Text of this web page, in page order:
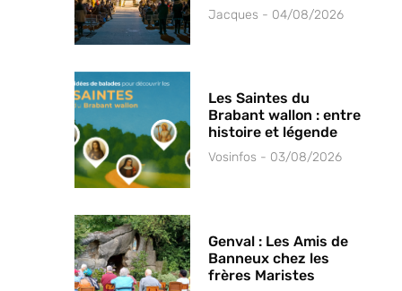
Jacques 04/08/2026
Les Saintes du
Brabant wallon : entre
histoire et légende
Vosinfos 03/08/2026
Genval : Les Amis de
Banneux chez les
frères Maristes